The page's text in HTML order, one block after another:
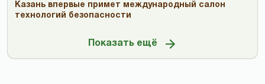
Казань впервые примет международный салон
технологий безопасности
Показать ещё